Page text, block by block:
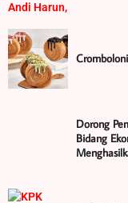
Dorong
Bidang